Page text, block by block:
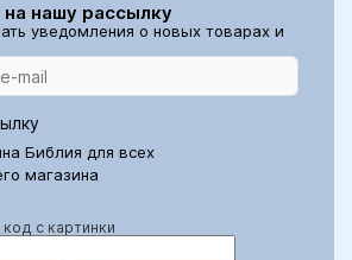
нашу рассылку
уведомления о новых товарах и
Библия для всех
магазина
с картинки